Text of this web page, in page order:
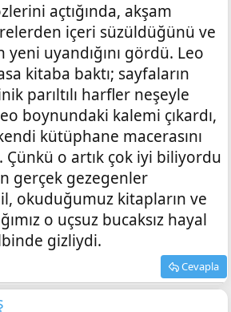
açtığında, akşam
içeri süzüldüğünü ve
yeni uyandığını gördü. Leo
kitaba baktı; sayfaların
parıltılı harfler neşeyle
boynundaki kalemi çıkardı,
kütüphane macerasını
Çünkü o artık çok iyi biliyordu
gerçek gezegenler
okuduğumuz kitapların ve
o uçsuz bucaksız hayal
gizliydi.
Cevapla